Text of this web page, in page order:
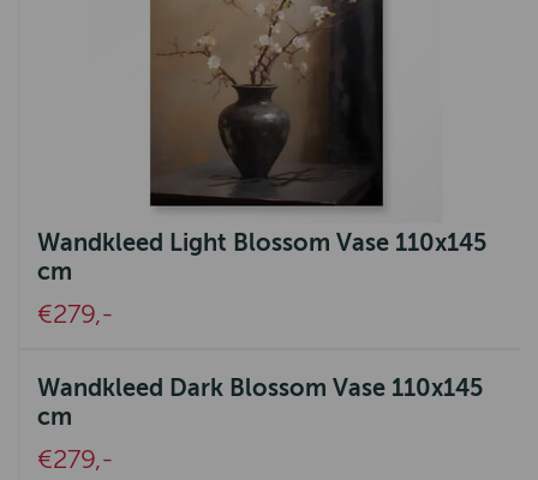
Wandkleed Light Blossom Vase 110x145
cm
€279,-
Wandkleed Dark Blossom Vase 110x145
cm
€279,-